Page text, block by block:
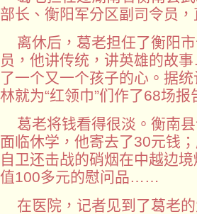
部长、衡阳军分区副司令员
离休后，葛老担任了衡阳
员，他讲传统，讲英雄的故
了一个又一个孩子的心。据
林就为“红领巾”们作了68场
葛老将钱看得很淡。衡南
面临休学，他寄去了30元钱
自卫还击战的硝烟在中越边
值100多元的慰问品……
在医院，记者见到了葛老